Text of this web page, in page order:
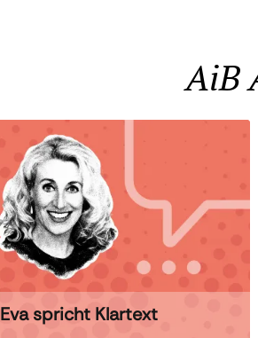
AiB
Eva spricht Klartext